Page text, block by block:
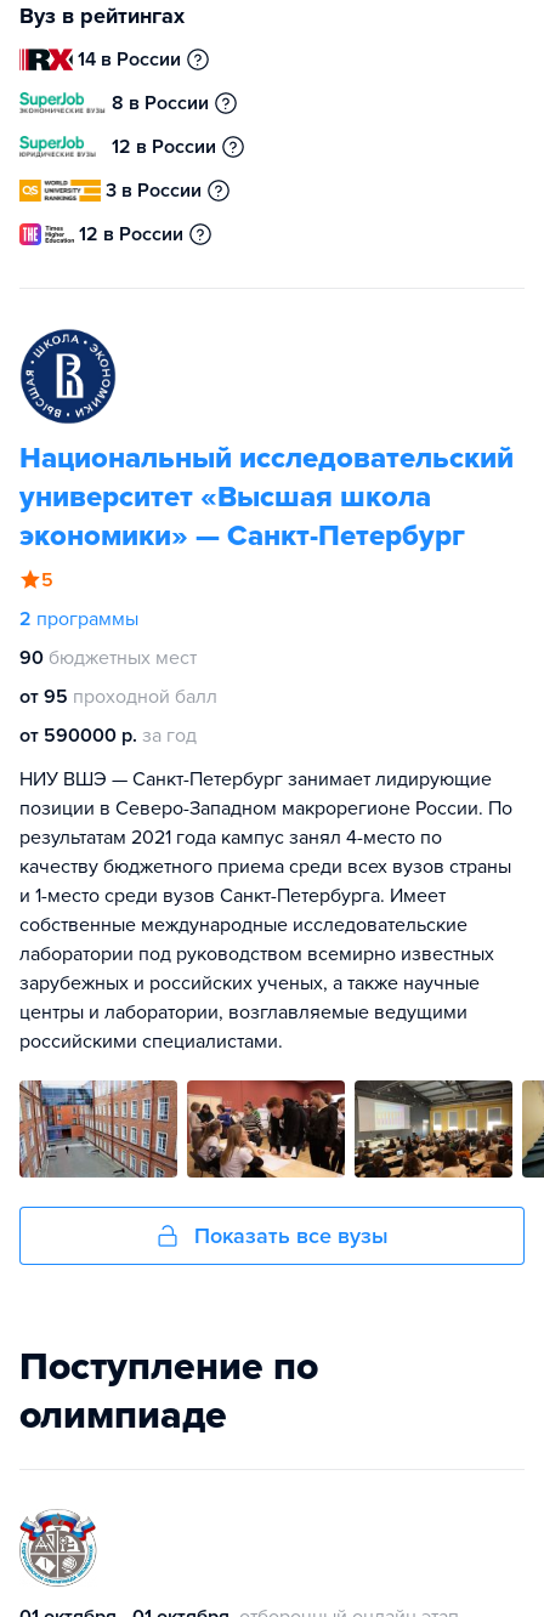
Вуз в рейтингах
14 в России
8 в России
12 в России
3 в России
12 в России
Национальный исследовательский
университет «Высшая школа
экономики» — Санкт-Петербург
5
2 программы
90 бюджетных мест
от 95 проходной балл
от 590000 р. за год
НИУ ВШЭ — Санкт-Петербург занимает лидирующие
позиции в Северо-Западном макрорегионе России. По
результатам 2021 года кампус занял 4-место по
качеству бюджетного приема среди всех вузов страны
и 1-место среди вузов Санкт-Петербурга. Имеет
собственные международные исследовательские
лаборатории под руководством всемирно известных
зарубежных и российских ученых, а также научные
центры и лаборатории, возглавляемые ведущими
российскими специалистами.
Показать все вузы
Поступление по
олимпиаде